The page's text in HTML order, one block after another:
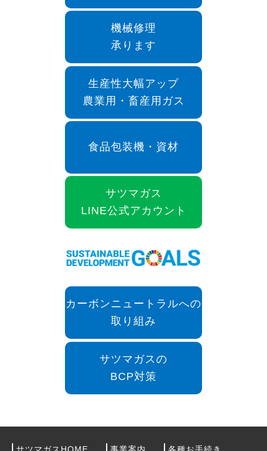
機械修理
承ります
生産性大幅アップ
農業用・畜産用ガス
食品包装機・資材
サツマガス
LINE公式アカウント
カーボンニュートラルへの
取り組み
サツマガスの
BCP対策